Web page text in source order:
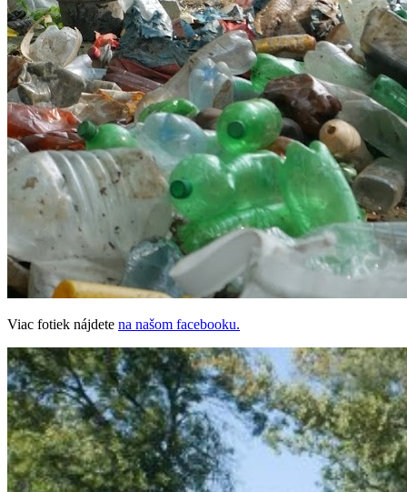
Viac fotiek nájdete na našom facebooku.